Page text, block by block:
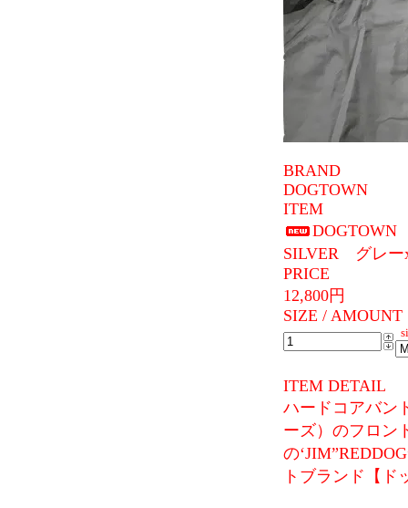
BRAND
DOGTOWN
ITEM
SILVER グレー
PRICE
12,800円
SIZE / AMOUNT
ITEM DETAIL
ハードコアバン
ーズ）のフロン
の
トブランド【ド